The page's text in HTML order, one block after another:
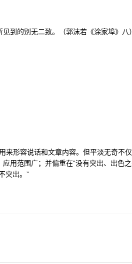
到的别无二致。（郭沫若《涂家埠》八）
来形容说话和文章内容。但平淡无奇不
用范围广；并偏重在“没有突出、出色之
突出。”